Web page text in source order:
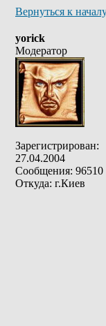
Вернуться к
yorick
Модератор
Зарегистрирован:
27.04.2004
Сообщения: 96510
Откуда: г.Киев